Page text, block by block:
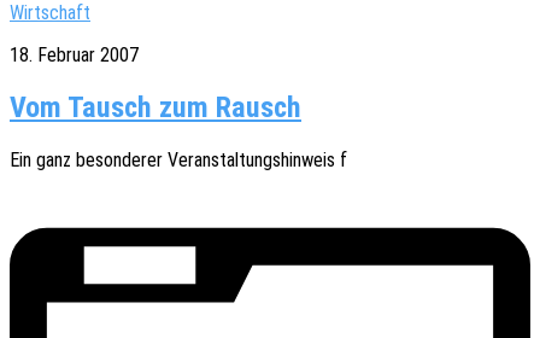
Wirtschaft
18. Februar 2007
Vom Tausch zum Rausch
Ein ganz beson­de­rer Veran­stal­tungs­hin­weis f